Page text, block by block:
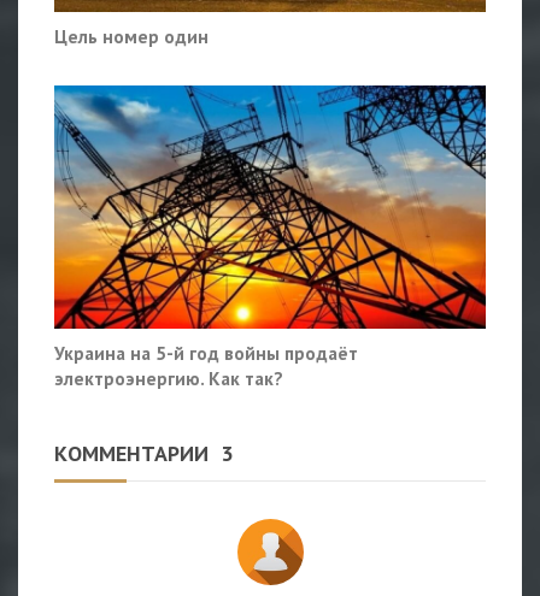
Цель номер один
Украина на 5-й год войны продаёт
электроэнергию. Как так?
КОММЕНТАРИИ 3